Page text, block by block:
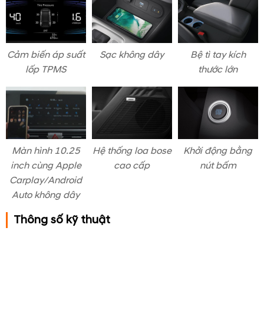
Cảm biến áp suất
lốp TPMS
Sạc không dây
Bệ tì tay kích
thước lớn
Màn hình 10.25
inch cùng Apple
Carplay/Android
Auto không dây
Hệ thống loa bose
cao cấp
Khởi động bằng
nút bấm
Thông số kỹ thuật